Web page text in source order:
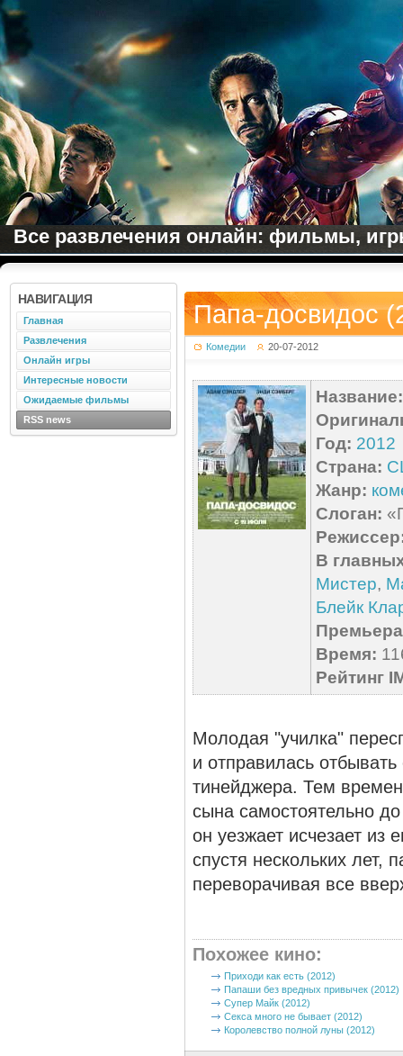
Все развлечения онлайн: фильмы,
Папа-досвидос
Комедии 20-07-2012
Название:
Год: 2012
Страна:
Жанр:
Слоган:
В
Мистер,
Блейк
Время:
Рейтинг
Молодая "училка"
и отправилась
тинейджера. Тем
сына самостоятельно
он уезжает исчезает из
спустя нескольких лет,
переворачивая все
Похожее кино:
Приходи как есть (2012)
Папаши без вредных привычек (2012)
Супер Майк (2012)
Секса много не бывает (2012)
Королевство полной луны (2012)
НАВИГАЦИЯ
Главная
Развлечения
Онлайн игры
Интересные новости
Ожидаемые фильмы
RSS news